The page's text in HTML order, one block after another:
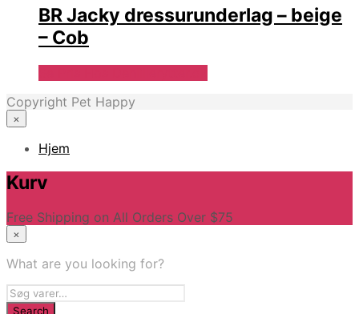
BR Jacky dressurunderlag – beige
– Cob
Copyright Pet Happy
×
Hjem
Kurv
Free Shipping on All Orders Over $75
×
What are you looking for?